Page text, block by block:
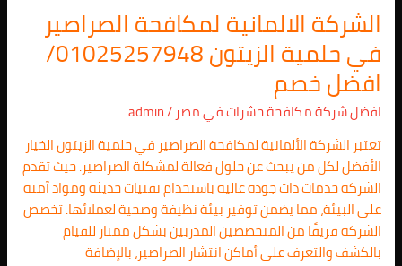
الشركة الالمانية لمكافحة الصراصير
في حلمية الزيتون 01025257948/
افضل خصم
افضل شركة مكافحة حشرات في مصر/
admin
تعتبر الشركة الألمانية لمكافحة الصراصير في حلمية الزيتون الخيار
الأفضل لكل من يبحث عن حلول فعالة لمشكلة الصراصير. حيث تقدم
الشركة خدمات ذات جودة عالية باستخدام تقنيات حديثة ومواد آمنة
على البيئة، مما يضمن توفير بيئة نظيفة وصحية لعملائها. تخصص
الشركة فريقًا من المتخصصين المدربين بشكل ممتاز للقيام
بالكشف والتعرف على أماكن انتشار الصراصير، بالإضافة
لمكافحة
الصراصير
في
حلمية
الزيتون
افضل
خصم